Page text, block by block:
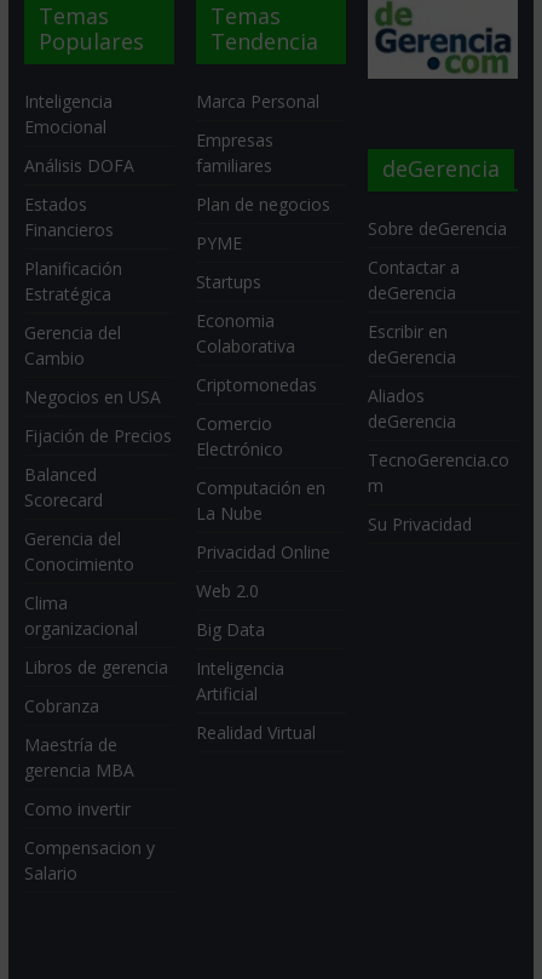
Temas
Populares
Inteligencia
Emocional
Análisis DOFA
Estados
Financieros
Planificación
Estratégica
Gerencia del
Cambio
Negocios en USA
Fijación de Precios
Balanced
Scorecard
Gerencia del
Conocimiento
Clima
organizacional
Libros de gerencia
Cobranza
Maestría de
gerencia MBA
Como invertir
Compensacion y
Salario
Temas
Tendencia
Marca Personal
Empresas
familiares
Plan de negocios
PYME
Startups
Economia
Colaborativa
Criptomonedas
Comercio
Electrónico
Computación en
La Nube
Privacidad Online
Web 2.0
Big Data
Inteligencia
Artificial
Realidad Virtual
deGerencia
Sobre deGerencia
Contactar a
deGerencia
Escribir en
deGerencia
Aliados
deGerencia
TecnoGerencia.co
m
Su Privacidad